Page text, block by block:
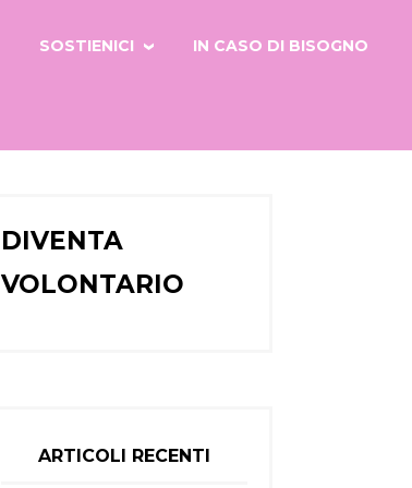
SOSTIENICI IN CASO DI BISOGNO
DIVENTA
VOLONTARIO
ARTICOLI RECENTI